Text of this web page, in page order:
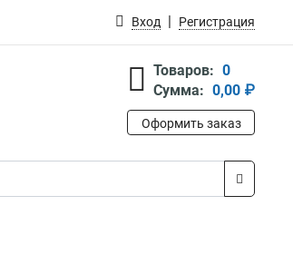
Вход Регистрация
Товаров: 0
Сумма: 0,00 ₽
Оформить заказ